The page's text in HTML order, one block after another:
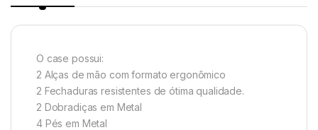
O case possui:
2 Alças de mão com formato ergonômico
2 Fechaduras resistentes de ótima qualidade.
2 Dobradiças em Metal
4 Pés em Metal